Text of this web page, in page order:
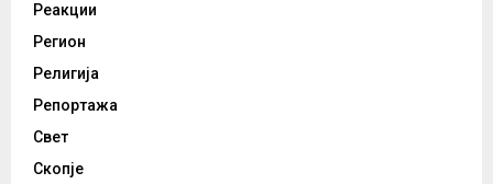
Реакции
Регион
Религија
Репортажа
Свет
Скопје